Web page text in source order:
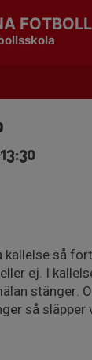
FOTBOLL
kallelse så
ej. I
stänger.
så släpper